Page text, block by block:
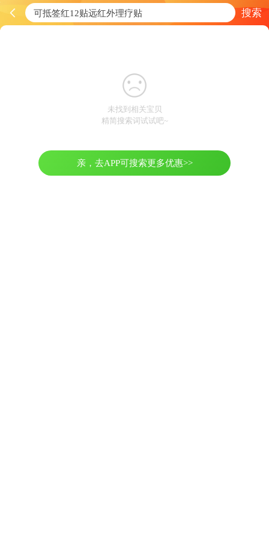
搜索
未找到相关宝贝
精简搜索词试试吧~
亲，去APP可搜索更多优惠>>